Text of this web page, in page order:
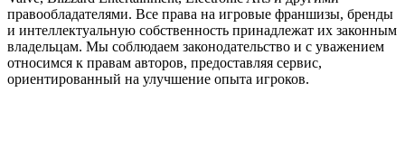
правообладателями. Все права на игровые франшизы, бренды
и интеллектуальную собственность принадлежат их законным
владельцам. Мы соблюдаем законодательство и с уважением
относимся к правам авторов, предоставляя сервис,
ориентированный на улучшение опыта игроков.